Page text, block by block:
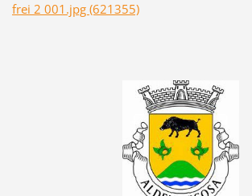
frei 2 001.jpg (621355)